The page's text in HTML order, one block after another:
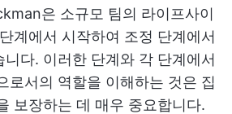
은 소규모 팀의 라이프사이
계에서 시작하여 조정 단계에서
니다. 이러한 단계와 각 단계에서
로서의 역할을 이해하는 것은 집
보장하는 데 매우 중요합니다.